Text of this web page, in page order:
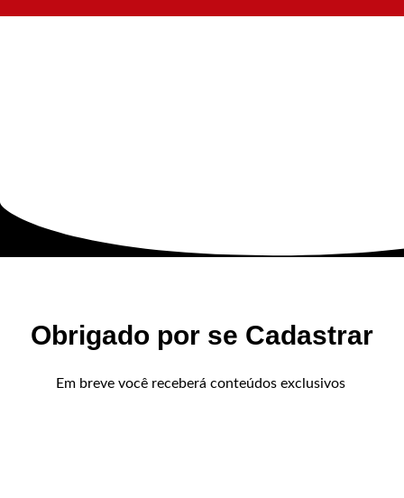
Obrigado por se Cadastrar
Em breve você receberá conteúdos exclusivos